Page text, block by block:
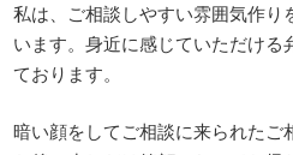
私は、ご相談しやすい雰囲気作り
います。身近に感じていただける
ております。
暗い顔をしてご相談に来られたご